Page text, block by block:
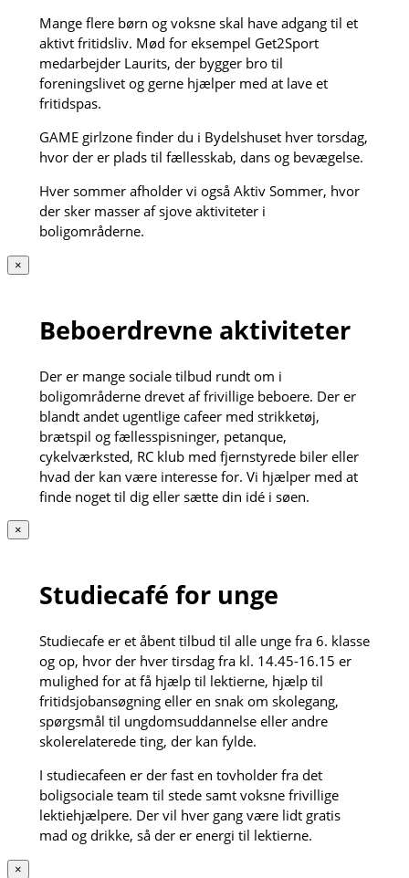
Mange flere børn og voksne skal have adgang til et
aktivt fritidsliv. Mød for eksempel Get2Sport
medarbejder Laurits, der bygger bro til
foreningslivet og gerne hjælper med at lave et
fritidspas.
GAME girlzone finder du i Bydelshuset hver torsdag,
hvor der er plads til fællesskab, dans og bevægelse.
Hver sommer afholder vi også Aktiv Sommer, hvor
der sker masser af sjove aktiviteter i
boligområderne.
×
Beboerdrevne aktiviteter
Der er mange sociale tilbud rundt om i
boligområderne drevet af frivillige beboere. Der er
blandt andet ugentlige cafeer med strikketøj,
brætspil og fællesspisninger, petanque,
cykelværksted, RC klub med fjernstyrede biler eller
hvad der kan være interesse for. Vi hjælper med at
finde noget til dig eller sætte din idé i søen.
×
Studiecafé for unge
Studiecafe er et åbent tilbud til alle unge fra 6. klasse
og op, hvor der hver tirsdag fra kl. 14.45-16.15 er
mulighed for at få hjælp til lektierne, hjælp til
fritidsjobansøgning eller en snak om skolegang,
spørgsmål til ungdomsuddannelse eller andre
skolerelaterede ting, der kan fylde.
I studiecafeen er der fast en tovholder fra det
boligsociale team til stede samt voksne frivillige
lektiehjælpere. Der vil hver gang være lidt gratis
mad og drikke, så der er energi til lektierne.
×